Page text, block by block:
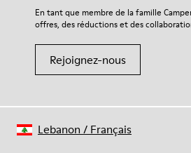
En tant que membre de la famille
offres, des réductions et des
Rejoignez-nous
Lebanon / Français